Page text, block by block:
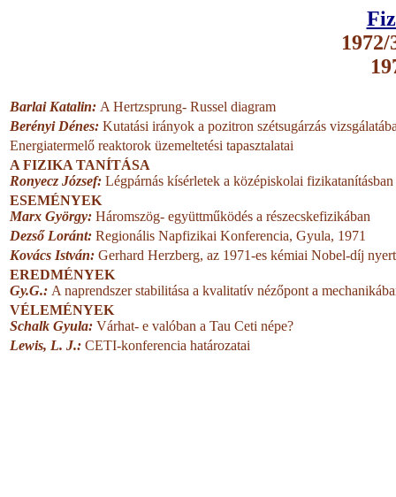
1972/
Barlai Katalin: A Hertzsprung- Russel diagram
Berényi Dénes: Kutatási irányok a pozitron szétsugárzás
Energiatermelő reaktorok üzemeltetési tapasztalatai
A FIZIKA TANÍTÁSA
Ronyecz József: Légpárnás kísérletek a középiskolai fizikatanításban
ESEMÉNYEK
Marx György: Háromszög- együttműködés a részecskefizikában
Dezső Loránt: Regionális Napfizikai Konferencia, Gyula, 1971
Kovács István: Gerhard Herzberg, az 1971-es kémiai Nobel-díj
EREDMÉNYEK
Gy.G.: A naprendszer stabilitása a kvalitatív nézőpont a
VÉLEMÉNYEK
Schalk Gyula: Várhat- e valóban a Tau Ceti népe?
Lewis, L. J.: CETI-konferencia határozatai